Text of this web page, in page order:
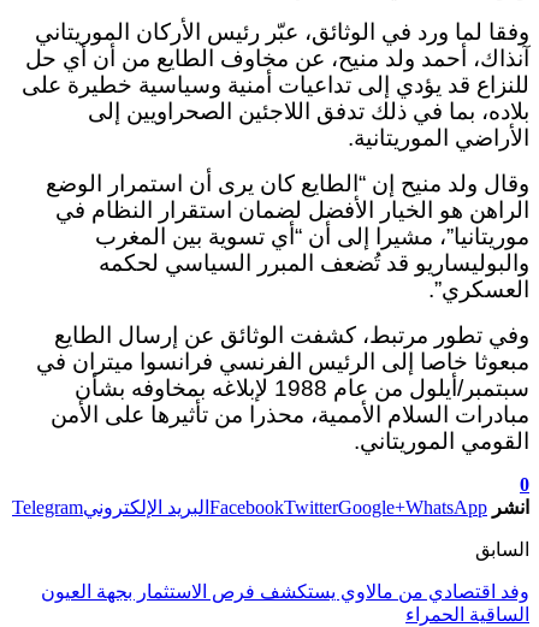
وفقا لما ورد في الوثائق، عبّر رئيس الأركان الموريتاني
آنذاك، أحمد ولد منيح، عن مخاوف الطايع من أن أي حل
للنزاع قد يؤدي إلى تداعيات أمنية وسياسية خطيرة على
بلاده، بما في ذلك تدفق اللاجئين الصحراويين إلى
الأراضي الموريتانية.
وقال ولد منيح إن “الطايع كان يرى أن استمرار الوضع
الراهن هو الخيار الأفضل لضمان استقرار النظام في
موريتانيا”، مشيرا إلى أن “أي تسوية بين المغرب
والبوليساريو قد تُضعف المبرر السياسي لحكمه
العسكري”.
وفي تطور مرتبط، كشفت الوثائق عن إرسال الطايع
مبعوثا خاصا إلى الرئيس الفرنسي فرانسوا ميتران في
سبتمبر/أيلول من عام 1988 لإبلاغه بمخاوفه بشأن
مبادرات السلام الأممية، محذرا من تأثيرها على الأمن
القومي الموريتاني.
0
انشر
FacebookTwitterGoogle+WhatsApp البريد الإلكترونيTelegram
السابق
وفد اقتصادي من مالاوي يستكشف فرص الاستثمار بجهة العيون
الساقية الحمراء